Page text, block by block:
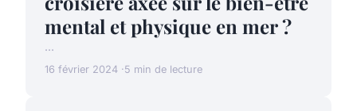
mental et physique en mer ?
...
16 février 2024 5 min de lecture